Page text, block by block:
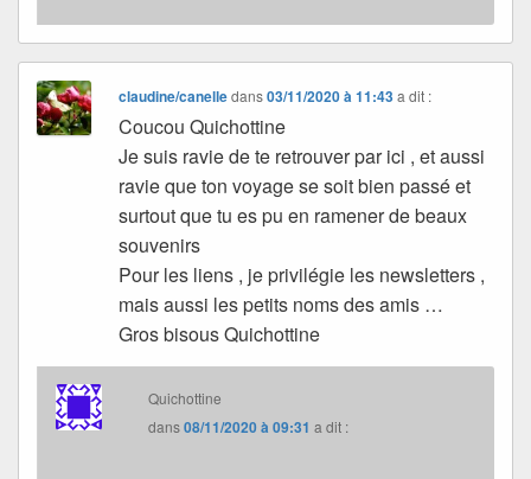
claudine/canelledans03/11/2020 à 11:43 a dit :
Coucou Quichottine
Je suis ravie de te retrouver par ici , et aussi
ravie que ton voyage se soit bien passé et
surtout que tu es pu en ramener de beaux
souvenirs
Pour les liens , je privilégie les newsletters ,
mais aussi les petits noms des amis …
Gros bisous Quichottine
Quichottine
dans08/11/2020 à 09:31 a dit :